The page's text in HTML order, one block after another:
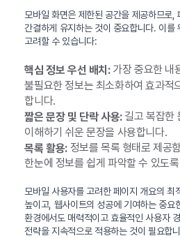
모바일 화면은 제한된 공간을 제공하므로,
간결하게 유지하는 것이 중요합니다. 이를
고려할 수 있습니다:
핵심 정보 우선 배치:가장 중요한 내
불필요한 정보는 최소화하여 효과적
합니다.
짧은 문장 및 단락 사용:길고 복잡한
이해하기 쉬운 문장을 사용합니다.
목록 활용:정보를 목록 형태로 제공
한눈에 정보를 쉽게 파악할 수 있도
모바일 사용자를 고려한 페이지 개요의 최
높이고, 웹사이트의 성공에 기여하는 중요
환경에서도 매력적이고 효율적인 사용자
전략을 지속적으로 적용하는 것이 필요합